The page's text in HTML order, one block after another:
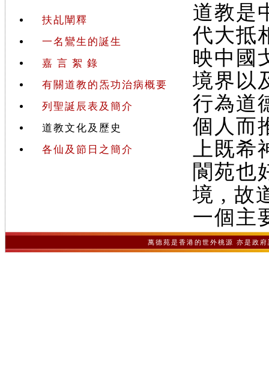
扶乩闡釋
一名鸞生的誕生
嘉 言 絮 錄
有關道教的炁功治病概要
列聖誕辰表及簡介
道教文化及歷史
各仙及節日之簡介
道教是
代大抵
映中國
境界以
行為道
個人而
上既
閬苑也
境 , 故
一個主
萬德苑是香港的世外桃源 亦是